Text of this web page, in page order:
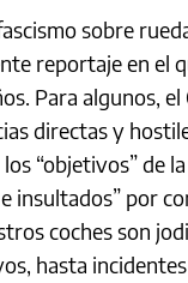
sobre
reportaje en el
Para algunos,
directas y
“objetivos” de
insultados” por
coches son
hasta